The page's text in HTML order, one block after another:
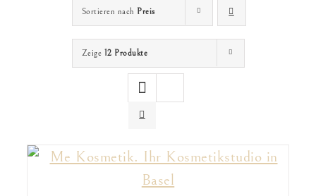
Sortieren nach Preis
Zeige 12 Produkte